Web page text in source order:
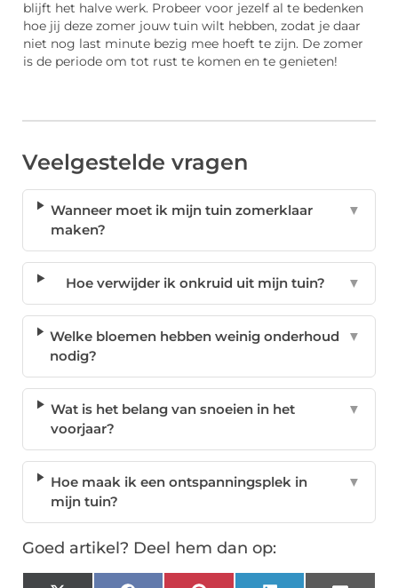
blijft het halve werk. Probeer voor jezelf al te bedenken
hoe jij deze zomer jouw tuin wilt hebben, zodat je daar
niet nog last minute bezig mee hoeft te zijn. De zomer
is de periode om tot rust te komen en te genieten!
Veelgestelde vragen
Wanneer moet ik mijn tuin zomerklaar
maken?
▼
Hoe verwijder ik onkruid uit mijn tuin? ▼
Welke bloemen hebben weinig onderhoud
nodig?
▼
Wat is het belang van snoeien in het
voorjaar?
▼
Hoe maak ik een ontspanningsplek in
mijn tuin?
▼
Goed artikel? Deel hem dan op: